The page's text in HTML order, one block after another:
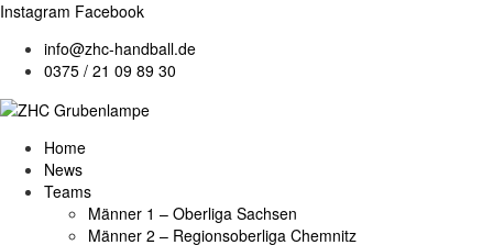
Instagram Facebook
info@zhc-handball.de
0375 / 21 09 89 30
Home
News
Teams
Männer 1 – Oberliga Sachsen
Männer 2 – Regionsoberliga Chemnitz